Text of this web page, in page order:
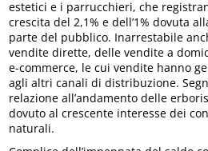
estetici e i parrucchieri, che
crescita del 2,1% e dell’1% dovuta
parte del pubblico. Inarrestabile
vendite dirette, delle vendite a
e-commerce, le cui vendite hanno
agli altri canali di distribuzione.
relazione all’andamento delle
dovuto al crescente interesse dei
naturali.